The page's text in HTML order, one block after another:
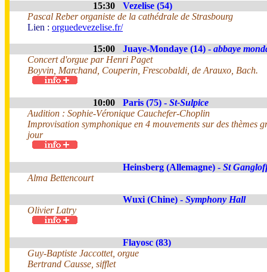
15:30
Vezelise (54)
Pascal Reber organiste de la cathédrale de Strasbourg
Lien : orguedevezelise.fr/
15:00 Juaye-Mondaye (14) - abbaye
Concert d'orgue par Henri Paget
Boyvin, Marchand, Couperin, Frescobaldi, de Arauxo, Bach.
10:00 Paris (75) - St-Sulpice
Audition : Sophie-Véronique Cauchefer-Choplin
Improvisation symphonique en 4 mouvements sur des thèmes
jour
Heinsberg (Allemagne) - St
Alma Bettencourt
Wuxi (Chine) - Symphony Hall
Olivier Latry
Flayosc (83)
Guy-Baptiste Jaccottet, orgue
Bertrand Causse, sifflet